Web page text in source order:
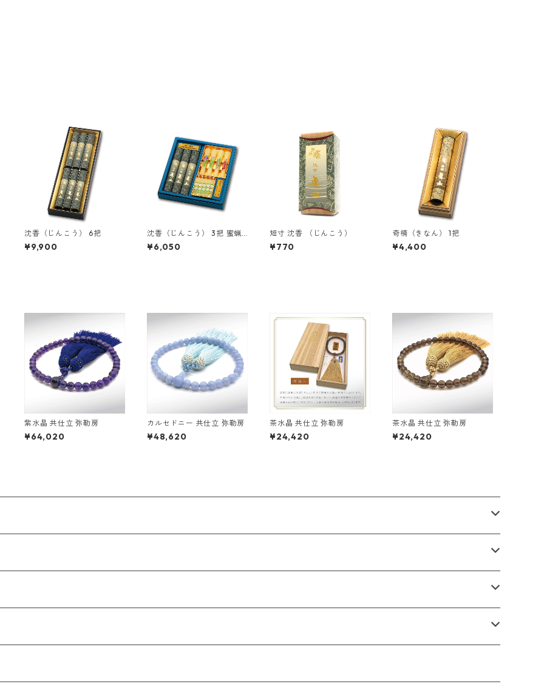
沈香（じんこう） 6把
¥9,900
沈香（じんこう） 3把 蜜蝋
絵ローソローソク （9本）セ
ット
¥6,050
短寸 沈香 （じんこう）
¥770
奇楠（きなん） 1把
¥4,400
紫水晶 共仕立 弥勒房
¥64,020
カルセドニー 共仕立 弥勒房
¥48,620
茶水晶 共仕立 弥勒房
¥24,420
茶水晶 共仕立 弥勒房
¥24,420